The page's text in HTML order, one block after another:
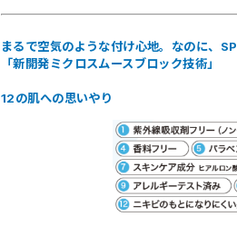
まるで空気のような付け心地。なのに、
「新開発ミクロスムースブロック技術」
12の肌への思いやり